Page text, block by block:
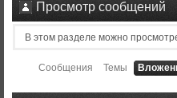
Просмотр сообщений
В этом разделе можно
Сообщения Темы